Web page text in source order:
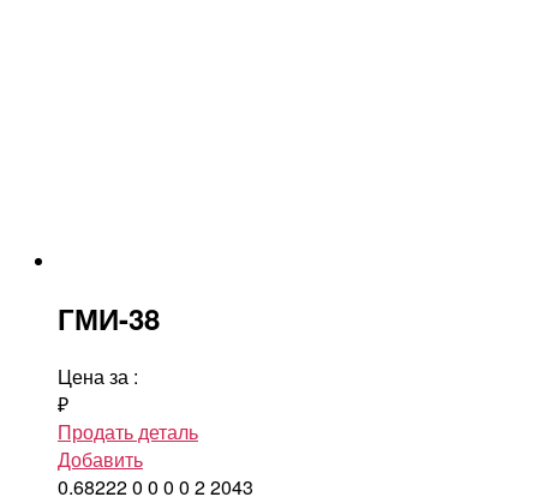
ГМИ-38
Цена за :
₽
Продать деталь
Добавить
0.682220 0 0 0 22043